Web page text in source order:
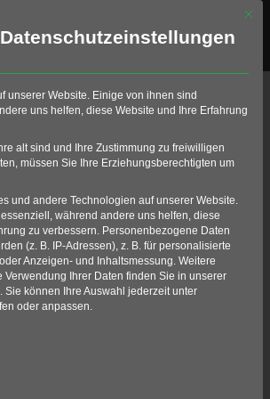
2021 By20Mylo22
Mit
Datenschutzeinstellungen
unserer Website. Einige von ihnen sind
uns helfen, diese Website und Ihre Erfahrung
alt sind und Ihre Zustimmung zu freiwilligen
müssen Sie Ihre Erziehungsberechtigten um
und andere Technologien auf unserer Website.
während andere uns helfen, diese
zu verbessern. Personenbezogene Daten
(z. B. IP-Adressen), z. B. für personalisierte
Anzeigen- und Inhaltsmessung. Weitere
Verwendung Ihrer Daten finden Sie in unserer
. Sie können Ihre Auswahl jederzeit unter
oder anpassen.
der Service-Gruppen, für die eine